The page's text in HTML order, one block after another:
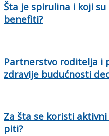
Šta je spirulina i koji
benefiti?
Partnerstvo roditelja i
zdravije budućnosti
Za šta se koristi
piti?